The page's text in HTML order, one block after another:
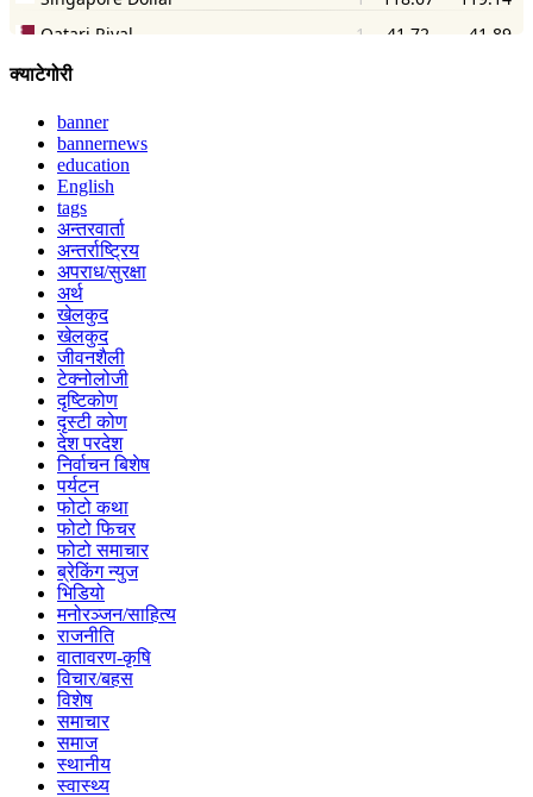
क्याटेगोरी
banner
bannernews
education
English
tags
अन्तरवार्ता
अन्तर्राष्ट्रिय
अपराध/सुरक्षा
अर्थ
खेलकुद
खेलकुद
जीवनशैली
टेक्नोलोजी
दृष्टिकोण
दृस्टी कोण
देश परदेश
निर्वाचन बिशेष
पर्यटन
फोटो कथा
फोटो फिचर
फोटो समाचार
ब्रेकिंग न्युज
भिडियो
मनोरञ्जन/साहित्य
राजनीति
वातावरण-कृषि
विचार/बहस
विशेष
समाचार
समाज
स्थानीय
स्वास्थ्य